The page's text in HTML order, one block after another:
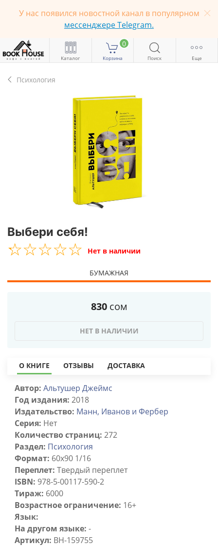
У нас появился новостной канал в популярном
мессенджере Telegram.
Каталог
0
Корзина Поиск Еще
Психология
Выбери себя!
☆☆☆☆☆
★★★★★ Нет в наличии
БУМАЖНАЯ
830 сом
НЕТ В НАЛИЧИИ
О КНИГЕ ОТЗЫВЫ ДОСТАВКА
Автор: Альтушер Джеймс
Год издания: 2018
Издательство: Манн, Иванов и Фербер
Серия: Нет
Количество страниц: 272
Раздел: Психология
Формат: 60х90 1/16
Переплет: Твердый переплет
ISBN: 978-5-00117-590-2
Тираж: 6000
Возрастное ограничение: 16+
Язык:
На другом языке: -
Артикул: BH-159755